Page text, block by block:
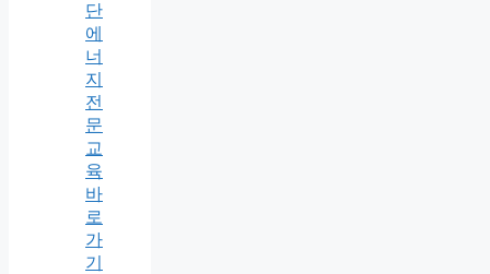
단
에
너
지
전
문
교
육
바
로
가
기